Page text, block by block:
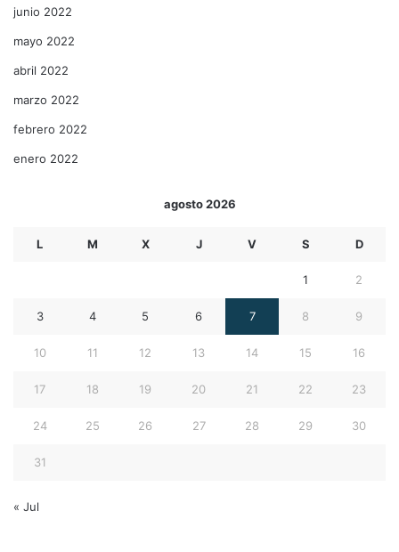
junio 2022
mayo 2022
abril 2022
marzo 2022
febrero 2022
enero 2022
agosto 2026
L M X J V S D
1 2
3 4 5 6 7 8 9
10 11 12 13 14 15 16
17 18 19 20 21 22 23
24 25 26 27 28 29 30
31
« Jul